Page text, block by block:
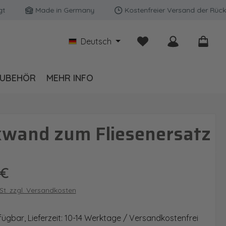
Made in Germany Kostenfreier Versand der
Deutsch Du hast 0 Produkte
MEHR INFO
zum Fliesenersatz
zzgl. Versandkosten
Lieferzeit: 10-14 Werktage / Versandkostenfrei